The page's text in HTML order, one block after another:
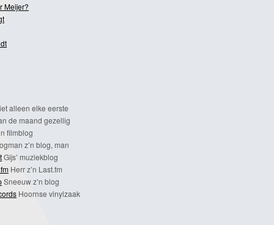
Meijer?
alleen elke eerste
de maand gezellig
filmblog
z’n blog, man
Gijs’ muziekblog
Herr z’n Last.fm
Sneeuw z’n blog
Hoornse vinylzaak